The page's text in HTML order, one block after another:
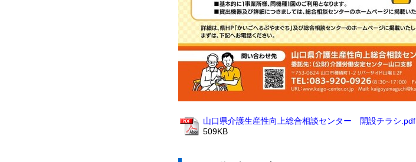
山口県介護生産性向上総合相談センター 開設チラシ.pdf
509KB